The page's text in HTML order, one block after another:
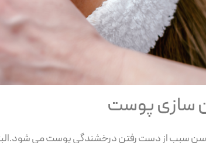
سازی پوست
سبب از دست رفتن درخشندگی پوست می شود.البته